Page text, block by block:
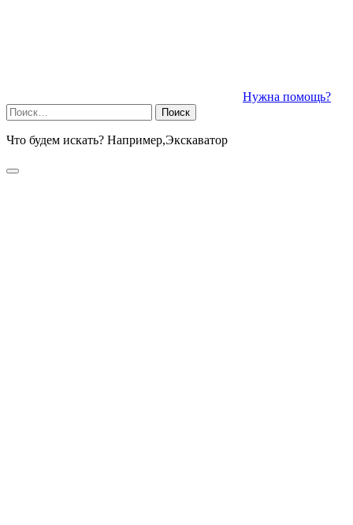
Нужна помощь?
Найти:
Что будем искать? Например,Экскаватор